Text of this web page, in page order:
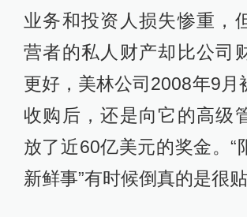
业务和投资人损失惨重，
营者的私人财产却比公司
更好，美林公司2008年9月
收购后，还是向它的高级
放了近60亿美元的奖金。“
新鲜事”有时候倒真的是很贴